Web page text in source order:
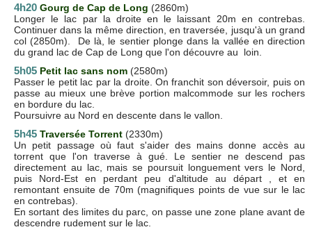
4h20 Gourg de Cap de Long (2860m)
Longer le lac par la droite en le laissant 20m en contrebas.
Continuer dans la même direction, en traversée, jusqu'à un grand
col (2850m). De là, le sentier plonge dans la vallée en direction
du grand lac de Cap de Long que l'on découvre au loin.
5h05 Petit lac sans nom (2580m)
Passer le petit lac par la droite. On franchit son déversoir, puis on
passe au mieux une brève portion malcommode sur les rochers
en bordure du lac.
Poursuivre au Nord en descente dans le vallon.
5h45 Traversée Torrent (2330m)
Un petit passage où faut s'aider des mains donne accès au
torrent que l'on traverse à gué. Le sentier ne descend pas
directement au lac, mais se poursuit longuement vers le Nord,
puis Nord-Est en perdant peu d'altitude au départ , et en
remontant ensuite de 70m (magnifiques points de vue sur le lac
en contrebas).
En sortant des limites du parc, on passe une zone plane avant de
descendre rudement sur le lac.